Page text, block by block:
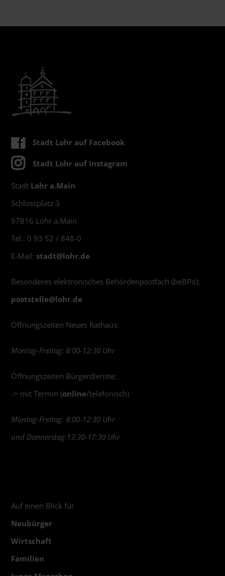
Stadt Lohr auf Facebook
Stadt Lohr auf Instagram
Stadt Lohr a.Main
Schlossplatz 3
97816 Lohr a.Main
Tel.: 0 93 52 / 848-0
E-Mail: stadt@lohr.de
Besonderes elektronisches Behördenpostfach (beBPo):
poststelle@lohr.de
Öffnungszeiten Neues Rathaus:
Montag-Freitag: 8:00-12:30 Uhr
Öffnungszeiten Bürgerdienste:
-> mit Termin (online/telefonisch)
Montag-Freitag: 8:00-12:30 Uhr
und Donnerstag:13:30-17:30 Uhr
Auf einen Blick für
Neubürger
Wirtschaft
Familien